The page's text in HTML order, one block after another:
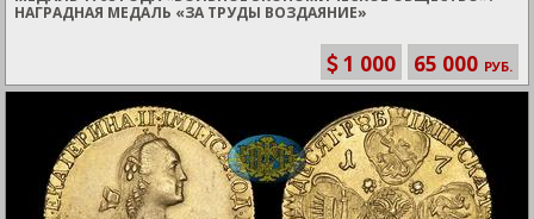
НАГРАДНАЯ МЕДАЛЬ «ЗА ТРУДЫ ВОЗДАЯНИЕ»
1 000 65 000 РУБ.